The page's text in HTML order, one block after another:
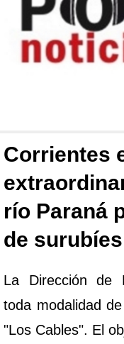
Corrientes
río Paraná
de surubíes
La Dirección de
toda modalidad
"Los Cables". El